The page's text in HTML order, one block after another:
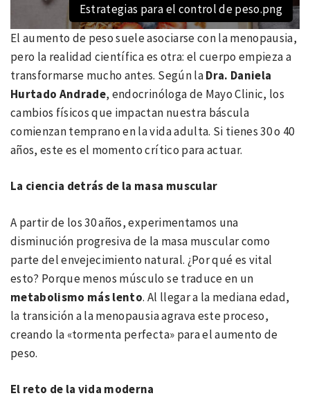
Estrategias para el control de peso.png
El aumento de peso suele asociarse con la menopausia,
pero la realidad científica es otra: el cuerpo empieza a
transformarse mucho antes. Según laDra. Daniela
Hurtado Andrade, endocrinóloga de Mayo Clinic, los
cambios físicos que impactan nuestra báscula
comienzan temprano en la vida adulta. Si tienes 30 o 40
años, este es el momento crítico para actuar.
La ciencia detrás de la masa muscular
A partir de los 30 años, experimentamos una
disminución progresiva de la masa muscular como
parte del envejecimiento natural. ¿Por qué es vital
esto? Porque menos músculo se traduce en un
metabolismo más lento. Al llegar a la mediana edad,
la transición a la menopausia agrava este proceso,
creando la «tormenta perfecta» para el aumento de
peso.
El reto de la vida moderna